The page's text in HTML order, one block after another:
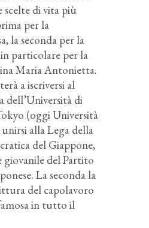
scelte di vita più
per la
la seconda per la
particolare per la
Maria Antonietta.
a iscriversi al
dell’Università di
(oggi Università
allaLega della
del Giappone,
giovanile del Partito
La seconda la
del capolavoro
in tutto il